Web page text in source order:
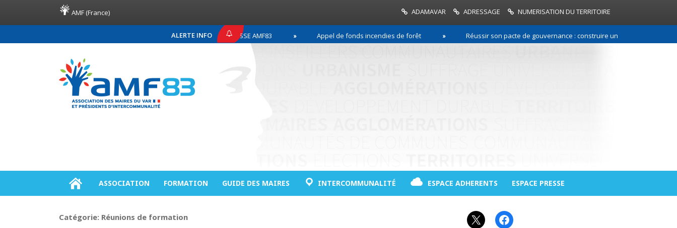
AMF (France) ADAMAVAR ADRESSAGE NUMERISATION DU TERRITOIRE
ALERTE INFO
COMMUNIQUÉ DE PRESSE AMF83 Appel de fonds incendies de forêt Réussir son pacte de gouvernance : construire une relation de
ASSOCIATION FORMATION GUIDE DES MAIRES INTERCOMMUNALITÉ ESPACE ADHERENTS ESPACE PRESSE
Catégorie: Réunions de formation X Facebook